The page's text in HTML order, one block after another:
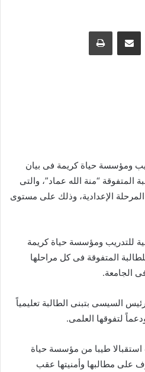
مشاركة عبر البريد طباعة
ومؤسسة حياة كريمة فى بيان
المتفوقة “منة الله عماد”، والتى
الإعدادية، وذلك على مستوى
للتدريب ومؤسسة حياة كريمة
المتفوقة فى كل مراحلها
الجامعة.
السيسى بتبنى الطالبة تعليمياً
لتفوقها العلمى.
استقبالا طيبا من مؤسسة حياة
على مطالبها وأمنيتها عقب